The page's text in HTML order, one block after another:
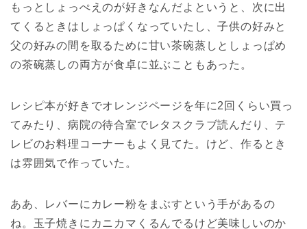
もっとしょっぺえのが好きなんだよというと、次に出
てくるときはしょっぱくなっていたし、子供の好みと
父の好みの間を取るために甘い茶碗蒸しとしょっぱめ
の茶碗蒸しの両方が食卓に並ぶこともあった。
レシピ本が好きでオレンジページを年に2回くらい買っ
てみたり、病院の待合室でレタスクラブ読んだり、テ
レビのお料理コーナーもよく見てた。けど、作るとき
は雰囲気で作っていた。
ああ、レバーにカレー粉をまぶすという手があるの
ね。玉子焼きにカニカマくるんでるけど美味しいのか